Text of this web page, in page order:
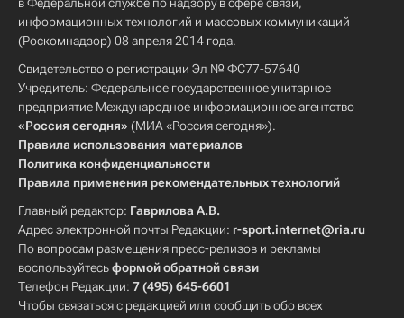
информационных технологий и массовых коммуникаций
(Роскомнадзор) 08 апреля 2014 года.
Свидетельство о регистрации Эл № ФС77-57640
Учредитель: Федеральное государственное унитарное
предприятие Международное информационное агентство
«Россия сегодня» (МИА «Россия сегодня»).
Правила использования материалов
Политика конфиденциальности
Правила применения рекомендательных технологий
Главный редактор: Гаврилова А.В.
Адрес электронной почты Редакции: r-sport.internet@ria.ru
По вопросам размещения пресс-релизов и рекламы
воспользуйтесьформой обратной связи
Телефон Редакции: 7 (495) 645-6601
Чтобы связаться с редакцией или сообщить обо всех